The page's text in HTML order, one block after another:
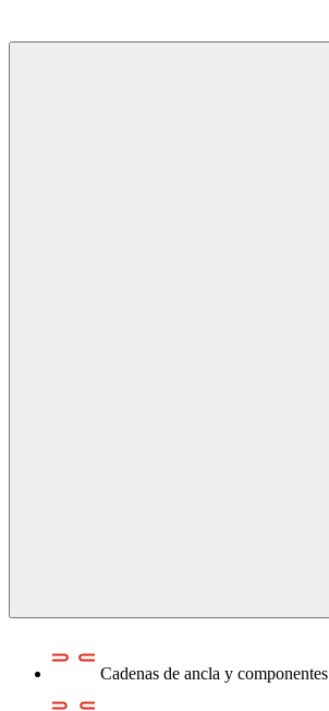
Cadenas de ancla y componentes